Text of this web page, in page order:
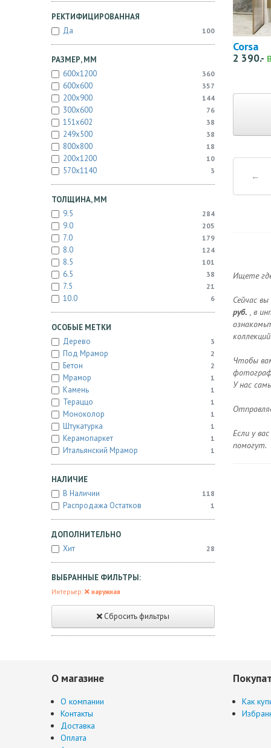
РЕКТИФИЦИРОВАННАЯ
Да
100
РАЗМЕР, ММ
600x1200
360
600x600 357
200x900 144
300x600 76
151x602 38
249x500 38
800x800 18
200x1200 10
570x1140 3
ТОЛЩИНА, ММ
9.5
284
9.0 205
7.0 179
8.0 124
8.5 101
6.5 38
7.5 21
10.0 6
ОСОБЫЕ МЕТКИ
Дерево
3
Под Мрамор 2
Бетон 2
Мрамор 1
Камень 1
Тераццо 1
Моноколор 1
Штукатурка 1
Керамопаркет 1
Итальянский Мрамор 1
НАЛИЧИЕ
В Наличии
118
Распродажа Остатков 1
ДОПОЛНИТЕЛЬНО
Хит
28
ВЫБРАННЫЕ ФИЛЬТРЫ:
Интерьер: наружная
Сбросить фильтры
Corsa
2 390.-
←
Ищете
Сейчас
руб. , в
Чтобы
У нас
Если у
помогут.
О магазине
О компании
Контакты
Доставка
Оплата
Как